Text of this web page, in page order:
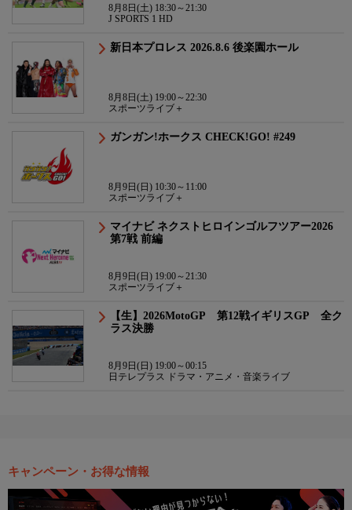
8月8日(土) 18:30～21:30
J SPORTS 1 HD
新日本プロレス 2026.8.6 後楽園ホール
8月8日(土) 19:00～22:30
スポーツライブ＋
ガンガン!ホークス CHECK!GO! #249
8月9日(日) 10:30～11:00
スポーツライブ＋
マイナビ ネクストヒロインゴルフツアー2026
第7戦 前編
8月9日(日) 19:00～21:30
スポーツライブ＋
【生】2026MotoGP 第12戦イギリスGP 全ク
ラス決勝
8月9日(日) 19:00～00:15
日テレプラス ドラマ・アニメ・音楽ライブ
キャンペーン・お得な情報